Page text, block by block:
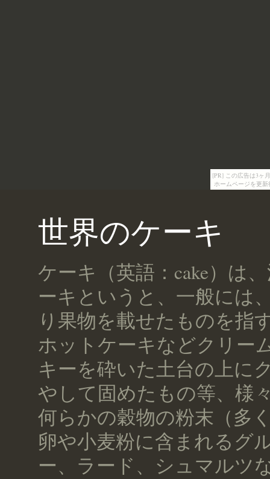
[PR] この広告は3ヶ
ホームページを更
世界のケーキ
ケーキ（英語：cake）は
ーキというと、一般には
り果物を載せたものを指
ホットケーキなどクリー
キーを砕いた土台の上に
やして固めたもの等、様
何らかの穀物の粉末（多
卵や小麦粉に含まれるグ
ー、ラード、シュマルツ